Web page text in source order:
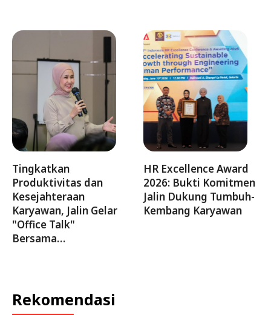
Tingkatkan
Produktivitas dan
Kesejahteraan
Karyawan, Jalin Gelar
"Office Talk"
Bersama…
HR Excellence Award
2026: Bukti Komitmen
Jalin Dukung Tumbuh-
Kembang Karyawan
Rekomendasi